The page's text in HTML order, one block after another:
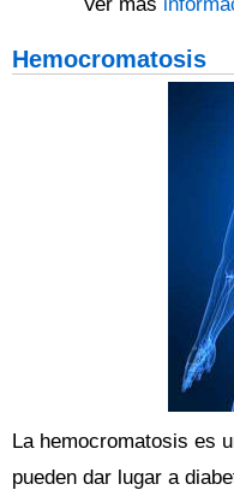
Hemocromatosis
La hemocromatosis es
pueden dar lugar a